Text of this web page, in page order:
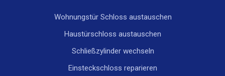
Wohnungstür Schloss austauschen
Haustürschloss austauschen
Schließzylinder wechseln
Einsteckschloss reparieren